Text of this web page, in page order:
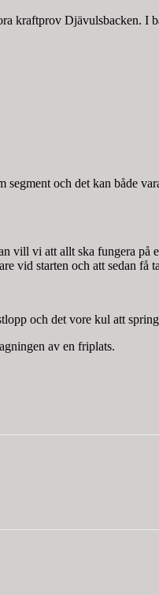
kraftprov Djävulsbacken. I
och det kan både
vill vi att allt ska fungera på
vid starten och att sedan få
och det vore kul att
av en friplats.